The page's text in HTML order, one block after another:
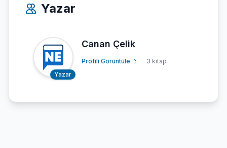
Yazar
Yazar
Canan Çelik
Profili Görüntüle 3 kitap